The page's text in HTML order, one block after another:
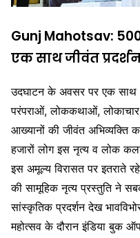
Gunj Mahotsav:
एक साथ जीवंत
उदघाटन के अवसर पर एक
परंपराओं, लोककथाओं,
आख्यानों की जीवंत अभिव्यक्ति
हजारों लोग इस नृत्य व लोक
इस अमूल्य विरासत पर इतराते
की सामूहिक नृत्य प्रस्तुति ने
सांस्कृतिक प्रदर्शन देख
महोत्सव के दौरान इंडिया बुक